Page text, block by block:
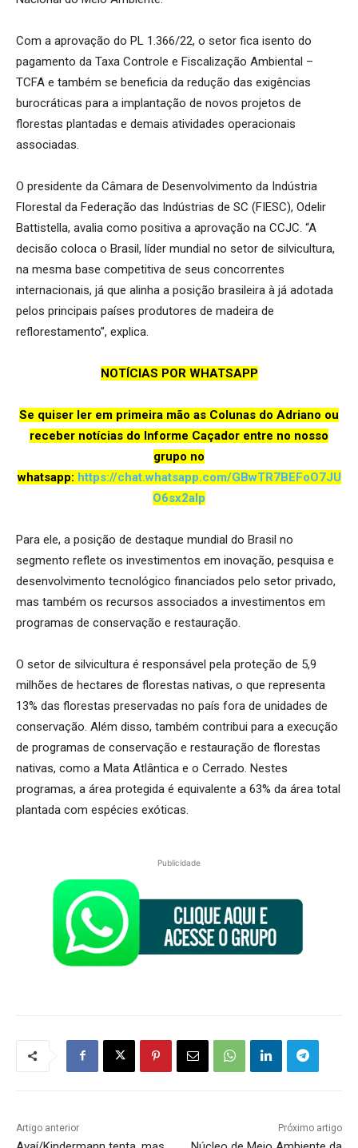
Com a aprovação do PL 1.366/22, o setor fica isento do
pagamento da Taxa Controle e Fiscalização Ambiental –
TCFA e também se beneficia da redução das exigências
burocráticas para a implantação de novos projetos de
florestas plantadas e demais atividades operacionais
associadas.
O presidente da Câmara de Desenvolvimento da Indústria
Florestal da Federação das Indústrias de SC (FIESC), Odelir
Battistella, avalia como positiva a aprovação na CCJC. “A
decisão coloca o Brasil, líder mundial no setor de silvicultura,
na mesma base competitiva de seus concorrentes
internacionais, já que alinha a posição brasileira à já adotada
pelos principais países produtores de madeira de
reflorestamento”, explica.
NOTÍCIAS POR WHATSAPP
Se quiser ler em primeira mão as Colunas do Adriano ou
receber notícias do Informe Caçador entre no nosso
grupo no
whatsapp: https://chat.whatsapp.com/GBwTR7BEFoO7JU
O6sx2aIp
Para ele, a posição de destaque mundial do Brasil no
segmento reflete os investimentos em inovação, pesquisa e
desenvolvimento tecnológico financiados pelo setor privado,
mas também os recursos associados a investimentos em
programas de conservação e restauração.
O setor de silvicultura é responsável pela proteção de 5,9
milhões de hectares de florestas nativas, o que representa
13% das florestas preservadas no país fora de unidades de
conservação. Além disso, também contribui para a execução
de programas de conservação e restauração de florestas
nativas, como a Mata Atlântica e o Cerrado. Nestes
programas, a área protegida é equivalente a 63% da área total
plantada com espécies exóticas.
Publicidade
Artigo anterior Próximo artigo